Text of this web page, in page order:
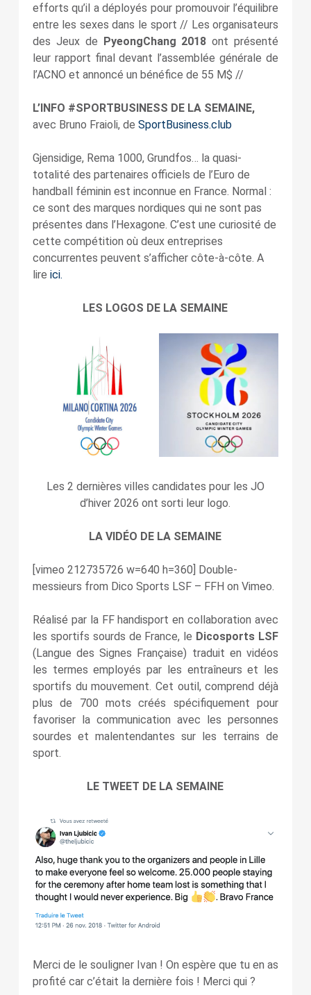
efforts qu’il a déployés pour promouvoir l’équilibre
entre les sexes dans le sport // Les organisateurs
des Jeux de PyeongChang 2018 ont présenté
leur rapport final devant l’assemblée générale de
l’ACNO et annoncé un bénéfice de 55 M$ //
L’INFO #SPORTBUSINESS DE LA SEMAINE,
avec Bruno Fraioli, de SportBusiness.club
Gjensidige, Rema 1000, Grundfos… la quasi-
totalité des partenaires officiels de l’Euro de
handball féminin est inconnue en France. Normal :
ce sont des marques nordiques qui ne sont pas
présentes dans l’Hexagone. C’est une curiosité de
cette compétition où deux entreprises
concurrentes peuvent s’afficher côte-à-côte. A
lire ici.
LES LOGOS DE LA SEMAINE
Les 2 dernières villes candidates pour les JO
d’hiver 2026 ont sorti leur logo.
LA VIDÉO DE LA SEMAINE
[vimeo 212735726 w=640 h=360] Double-
messieurs from Dico Sports LSF – FFH on Vimeo.
Réalisé par la FF handisport en collaboration avec
les sportifs sourds de France, le Dicosports LSF
(Langue des Signes Française) traduit en vidéos
les termes employés par les entraîneurs et les
sportifs du mouvement. Cet outil, comprend déjà
plus de 700 mots créés spécifiquement pour
favoriser la communication avec les personnes
sourdes et malentendantes sur les terrains de
sport.
LE TWEET DE LA SEMAINE
Merci de le souligner Ivan ! On espère que tu en as
profité car c’était la dernière fois ! Merci qui ?